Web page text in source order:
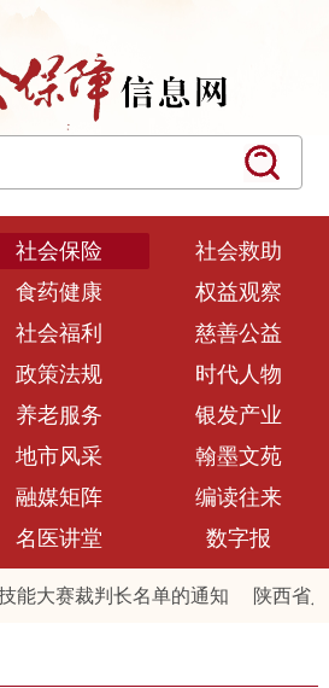
社会保险
社会救助
食药健康
权益观察
社会福利
慈善公益
政策法规
时代人物
养老服务
银发产业
地市风采
翰墨文苑
融媒矩阵
编读往来
名医讲堂 数字报
能大赛裁判长名单的通知 陕西省
工资失信联合惩戒对象名单和重大